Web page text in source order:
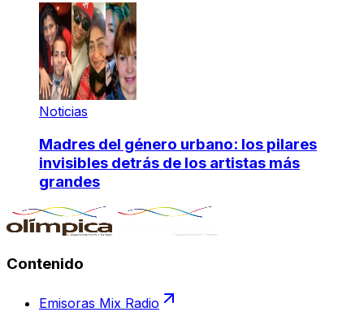
Noticias
Madres del género urbano: los pilares
invisibles detrás de los artistas más
grandes
Contenido
Emisoras Mix Radio